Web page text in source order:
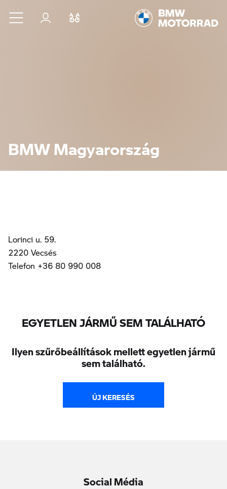
Ugrás a főtartalomra
BejelentkezésÖsszehasonlítás
BMW Magyarország
Lorinci u. 59.
2220 Vecsés
Telefon +36 80 990 008
EGYETLEN JÁRMŰ SEM TALÁLHATÓ
Ilyen szűrőbeállítások mellett egyetlen jármű
sem található.
ÚJ KERESÉS
Social Média